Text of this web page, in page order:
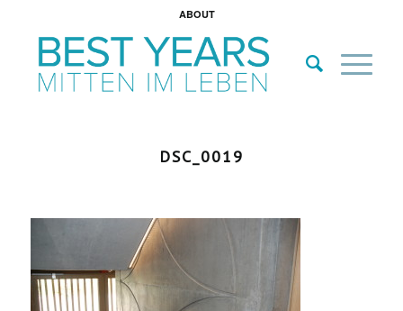
ABOUT
DSC_0019